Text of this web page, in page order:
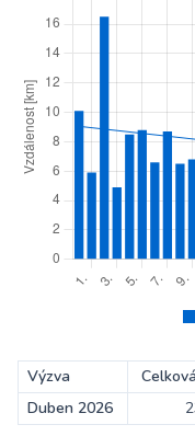
Výzva
Duben 2026